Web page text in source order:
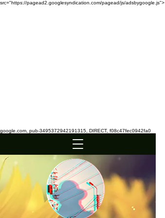
src="https://pagead2.googlesyndication.com/pagead/js/adsbygoogle.js">
google.com, pub-3495372942191315, DIRECT, f08c47fec0942fa0